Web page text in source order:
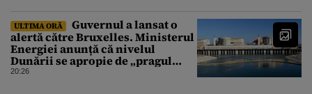
ULTIMA ORĂ
Guvernul a lansat o
alertă către Bruxelles. Ministerul
Energiei anunță că nivelul
Dunării se apropie de „pragul
critic”, iar centrala de la
20:26